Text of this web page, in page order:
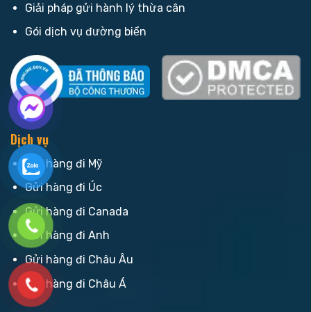
Giải pháp gửi hành lý thừa cân
Gói dịch vụ đường biển
Dịch vụ
Gửi hàng đi Mỹ
Gửi hàng đi Úc
Gửi hàng đi Canada
Gửi hàng đi Anh
Gửi hàng đi Châu Âu
Gửi hàng đi Châu Á